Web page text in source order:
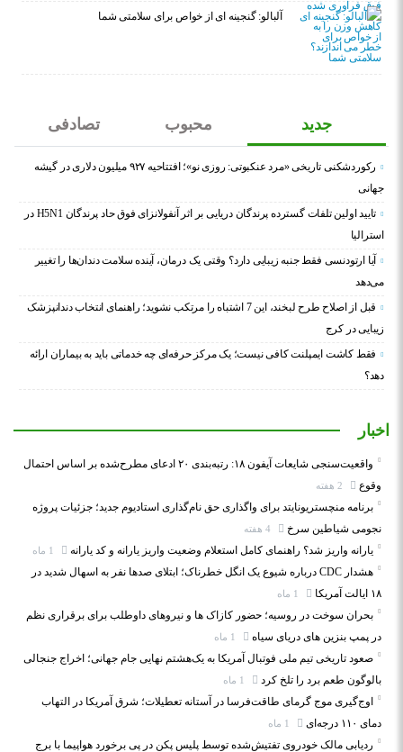
آلبالو: گنجینه ای از خواص برای سلامتی شما
جدید محبوب تصادفی
رکوردشکنی تاریخی «مرد عنکبوتی: روزی نو»؛ افتتاحیه ۹۲۷ میلیون دلاری در گیشه
جهانی
تایید اولین تلفات گسترده پرندگان دریایی بر اثر آنفولانزای فوق حاد پرندگان H5N1 در
استرالیا
آیا ارتودنسی فقط جنبه زیبایی دارد؟ وقتی یک درمان، آینده سلامت دندان‌ها را تغییر
می‌دهد
قبل از اصلاح طرح لبخند، این 7 اشتباه را مرتکب نشوید؛ راهنمای انتخاب دندانپزشک
زیبایی در کرج
فقط کاشت ایمپلنت کافی نیست؛ یک مرکز حرفه‌ای چه خدماتی باید به بیماران ارائه
دهد؟
اخبار
واقعیت‌سنجی شایعات آیفون ۱۸: رتبه‌بندی ۲۰ ادعای مطرح‌شده بر اساس احتمال
وقوع
برنامه منچستریونایتد برای واگذاری حق نام‌گذاری استادیوم جدید؛ جزئیات پروژه
نجومی شیاطین سرخ
یارانه واریز شد؟ راهنمای کامل استعلام وضعیت واریز یارانه و کد یارانه
هشدار CDC درباره شیوع یک انگل خطرناک؛ ابتلای صدها نفر به اسهال شدید در
۱۸ ایالت آمریکا
بحران سوخت در روسیه؛ حضور کازاک‌ ها و نیروهای داوطلب برای برقراری نظم
در پمپ بنزین‌ های دریای سیاه
صعود تاریخی تیم ملی فوتبال آمریکا به یک‌هشتم نهایی جام جهانی؛ اخراج جنجالی
بالوگون طعم برد را تلخ کرد
اوج‌گیری موج گرمای طاقت‌فرسا در آستانه تعطیلات؛ شرق آمریکا در التهاب
دمای ۱۱۰ درجه‌ای
ردیابی مالک خودروی تفتیش‌شده توسط پلیس پکن در پی برخورد هواپیما با برج